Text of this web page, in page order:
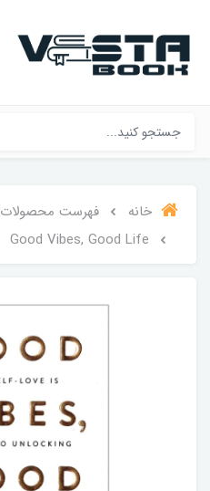
خانه
فهرست محصولات
Good Vibes, Good Life